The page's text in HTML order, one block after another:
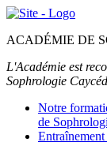
ACADÉMIE DE
L'Académie est
Sophrologie
Notre
de